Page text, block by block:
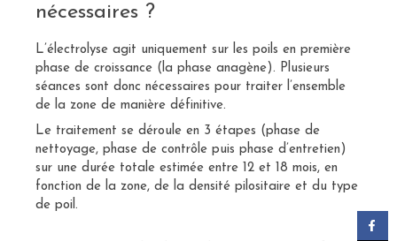
nécessaires ?
L’électrolyse agit uniquement sur les poils en première
phase de croissance (la phase anagène). Plusieurs
séances sont donc nécessaires pour traiter l’ensemble
de la zone de manière définitive.
Le traitement se déroule en 3 étapes (phase de
nettoyage, phase de contrôle puis phase d’entretien)
sur une durée totale estimée entre 12 et 18 mois, en
fonction de la zone, de la densité pilositaire et du type
de poil.